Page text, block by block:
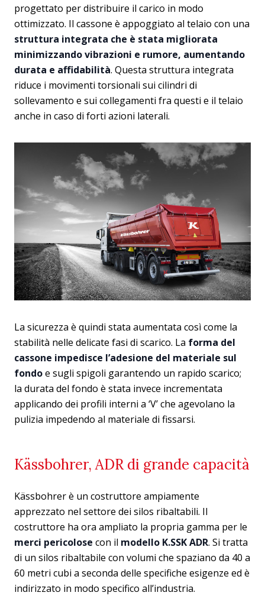
progettato per distribuire il carico in modo
ottimizzato. Il cassone è appoggiato al telaio con una
struttura integrata che è stata migliorata
minimizzando vibrazioni e rumore, aumentando
durata e affidabilità. Questa struttura integrata
riduce i movimenti torsionali sui cilindri di
sollevamento e sui collegamenti fra questi e il telaio
anche in caso di forti azioni laterali.
La sicurezza è quindi stata aumentata così come la
stabilità nelle delicate fasi di scarico. La forma del
cassone impedisce l’adesione del materiale sul
fondoe sugli spigoli garantendo un rapido scarico;
la durata del fondo è stata invece incrementata
applicando dei profili interni a ‘V’ che agevolano la
pulizia impedendo al materiale di fissarsi.
Kässbohrer, ADR di grande capacità
Kässbohrer è un costruttore ampiamente
apprezzato nel settore dei silos ribaltabili. Il
costruttore ha ora ampliato la propria gamma per le
merci pericolose con il modello K.SSK ADR. Si tratta
di un silos ribaltabile con volumi che spaziano da 40 a
60 metri cubi a seconda delle specifiche esigenze ed è
indirizzato in modo specifico all’industria.